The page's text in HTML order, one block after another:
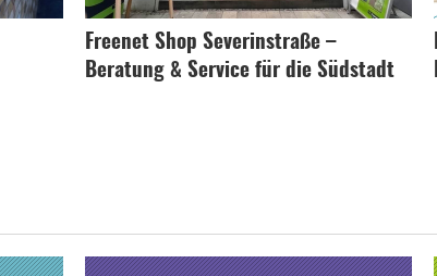
Freenet Shop Severinstraße –
Beratung & Service für die Südstadt